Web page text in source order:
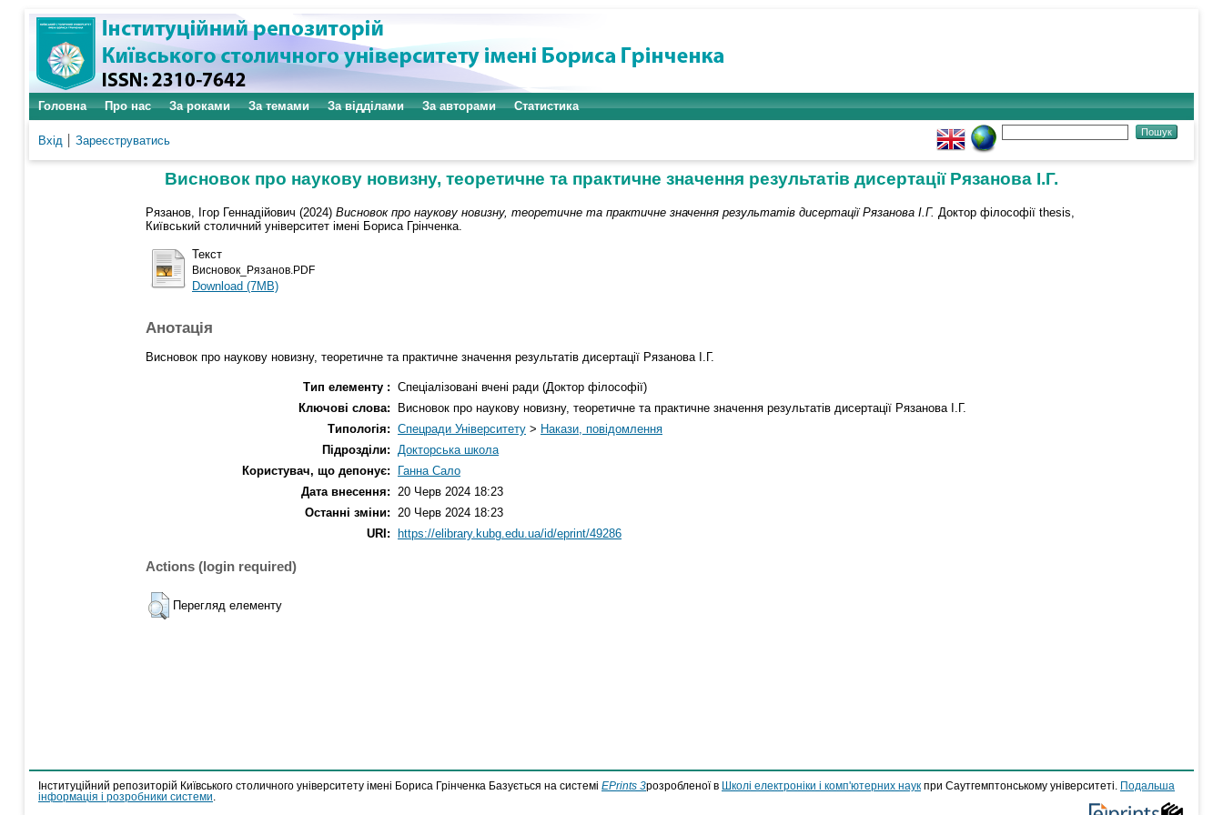
Головна Про нас За роками За темами За відділами За авторами Статистика
Вхід Зареєструватись
Висновок про наукову новизну, теоретичне та практичне значення результатів дисертації Рязанова І.Г.
Рязанов, Ігор Геннадійович (2024) Висновок про наукову новизну, теоретичне та практичне значення результатів дисертації Рязанова І.Г. Доктор філософії thesis,
Київський столичний університет імені Бориса Грінченка.
Текст
Висновок_Рязанов.PDF
Download (7MB)
Анотація
Висновок про наукову новизну, теоретичне та практичне значення результатів дисертації Рязанова І.Г.
Тип елементу : Спеціалізовані вчені ради (Доктор філософії)
Ключові слова:
Висновок про наукову новизну, теоретичне та практичне значення результатів дисертації Рязанова І.Г.
Типологія: Спецради Університету > Накази, повідомлення
Підрозділи:
Докторська школа
Користувач, що депонує:
Ганна Сало
Дата внесення:
20 Черв 2024 18:23
Останні зміни:
20 Черв 2024 18:23
URI:
https://elibrary.kubg.edu.ua/id/eprint/49286
Actions (login required)
Перегляд елементу
Інституційний репозиторій Київського столичного університету імені Бориса Грінченка Базується на системі EPrints 3розробленої в Школі електроніки і комп'ютерних наук при Саутгемптонському університеті.
Подальша
інформація і розробники системи